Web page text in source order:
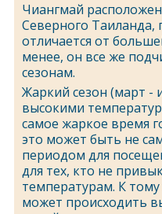
Чиангмай
Северного Таиланда,
отличается от
менее, он все же
сезонам.
Жаркий сезон (март -
высокими
самое жаркое время
это может быть не
периодом для
для тех, кто не
температурам. К
может происходить